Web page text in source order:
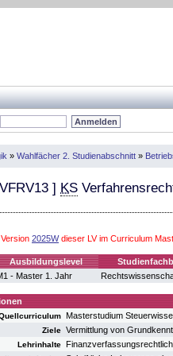
» Wahlfächer 2. Studienabschnitt »
] KS
2025Wdieser LV im Curriculum
Ausbildungslevel
- Master 1. Jahr
Masterstudium
Ziele Vermittlung von
Lehrinhalte